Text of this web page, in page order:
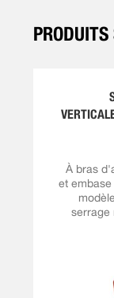
À bras
et
serrage